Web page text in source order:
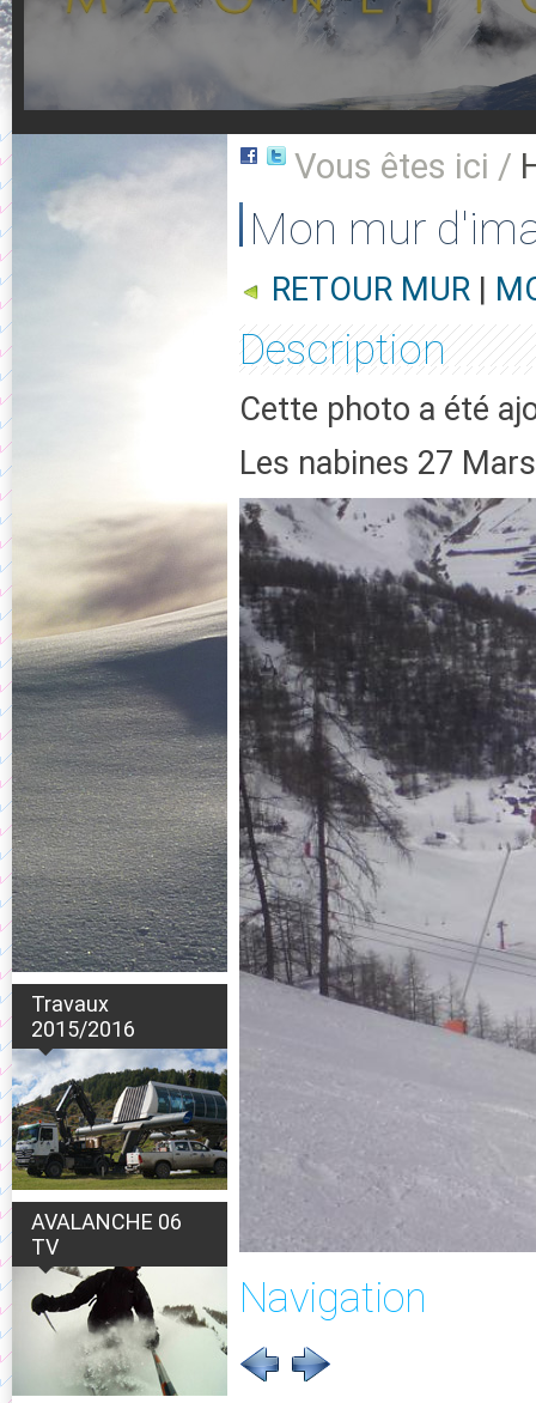
Travaux
2015/2016
AVALANCHE 06
TV
Vous êtes ici /
Mon mur
RETOUR MUR |
Description
Cette photo a été
Les nabines 27
Navigation